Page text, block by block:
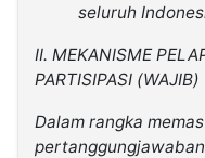
seluruh
II. MEKANISME
PARTISIPASI (WAJIB)
Dalam rangka